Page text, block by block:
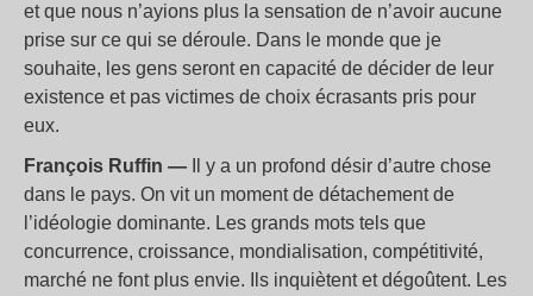
et que nous n’ayions plus la sensation de n’avoir aucune
prise sur ce qui se déroule. Dans le monde que je
souhaite, les gens seront en capacité de décider de leur
existence et pas victimes de choix écrasants pris pour
eux.
François Ruffin — Il y a un profond désir d’autre chose
dans le pays. On vit un moment de détachement de
l’idéologie dominante. Les grands mots tels que
concurrence, croissance, mondialisation, compétitivité,
marché ne font plus envie. Ils inquiètent et dégoûtent. Les